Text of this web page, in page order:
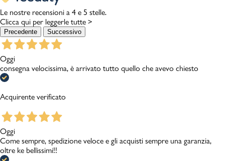
Le nostre recensioni a 4 e 5 stelle.
Clicca qui per leggerle tutte >
Precedente Successivo
Oggi
consegna velocissima, è arrivato tutto quello che avevo chiesto
Acquirente verificato
Oggi
Come sempre, spedizione veloce e gli acquisti sempre una garanzia,
oltre ke bellissimi!!